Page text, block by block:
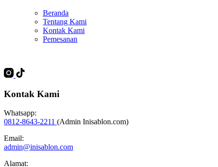
Beranda
Tentang Kami
Kontak Kami
Pemesanan
Kontak Kami
Whatsapp:
0812-8643-2211 (Admin Inisablon.com)
Email:
admin@inisablon.com
Alamat: